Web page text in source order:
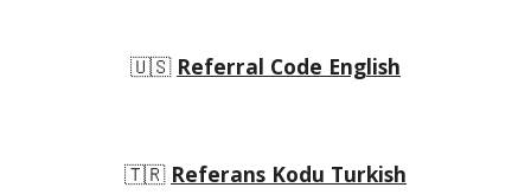
🇺🇸 Referral Code English
🇹🇷 Referans Kodu Turkish